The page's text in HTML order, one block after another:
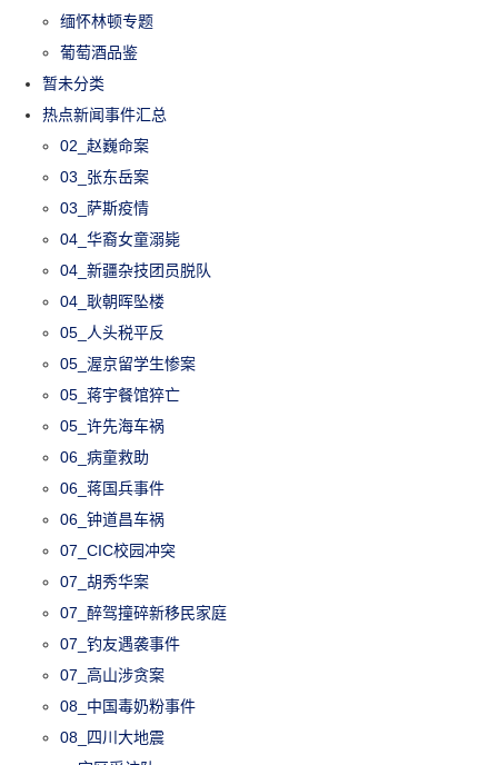
缅怀林顿专题
葡萄酒品鉴
暂未分类
热点新闻事件汇总
02_赵巍命案
03_张东岳案
03_萨斯疫情
04_华裔女童溺毙
04_新疆杂技团员脱队
04_耿朝晖坠楼
05_人头税平反
05_渥京留学生惨案
05_蒋宇餐馆猝亡
05_许先海车祸
06_病童救助
06_蒋国兵事件
06_钟道昌车祸
07_CIC校园冲突
07_胡秀华案
07_醉驾撞碎新移民家庭
07_钓友遇袭事件
07_高山涉贪案
08_中国毒奶粉事件
08_四川大地震